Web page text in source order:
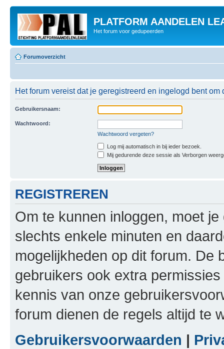
PLATFORM AANDELEN
Het forum voor gedupeerden
Forumoverzicht
Het forum vereist dat je geregistreerd en ingelogd bent
Gebruikersnaam:
Wachtwoord:
Wachtwoord vergeten?
Log mij automatisch in bij ieder bezoek.
Mij gedurende deze sessie als Verborgen
REGISTREREN
Om te kunnen inloggen, moet
slechts enkele minuten en
mogelijkheden op dit forum. De
gebruikers ook extra
kennis van onze
forum dienen de regels altijd te
Gebruikersvoorwaarden |